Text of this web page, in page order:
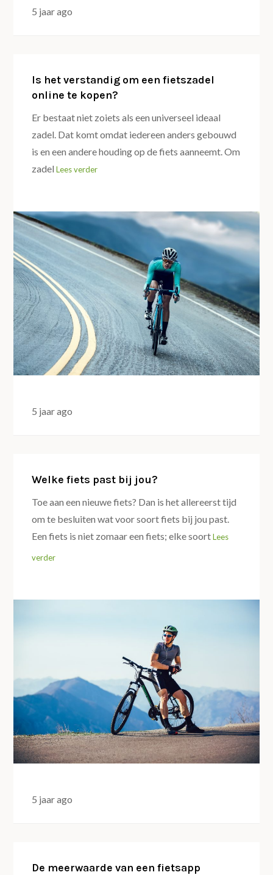
5 jaar ago
Is het verstandig om een fietszadel
online te kopen?
Er bestaat niet zoiets als een universeel ideaal
zadel. Dat komt omdat iedereen anders gebouwd
is en een andere houding op de fiets aanneemt. Om
zadel
5 jaar ago
Welke fiets past bij jou?
Toe aan een nieuwe fiets? Dan is het allereerst tijd
om te besluiten wat voor soort fiets bij jou past.
Een fiets is niet zomaar een fiets; elke soort
5 jaar ago
De meerwaarde van een fietsapp